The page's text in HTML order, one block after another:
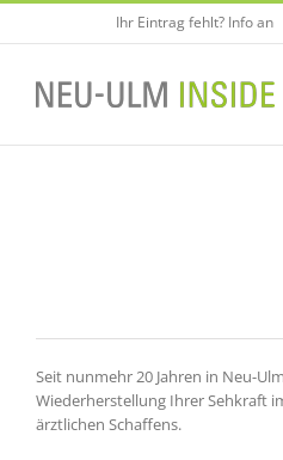
Zum
Ihr Eintrag fehlt? Info an
Seit nunmehr 20 Jahren in Neu-
Wiederherstellung Ihrer Sehkraft
ärztlichen Schaffens.